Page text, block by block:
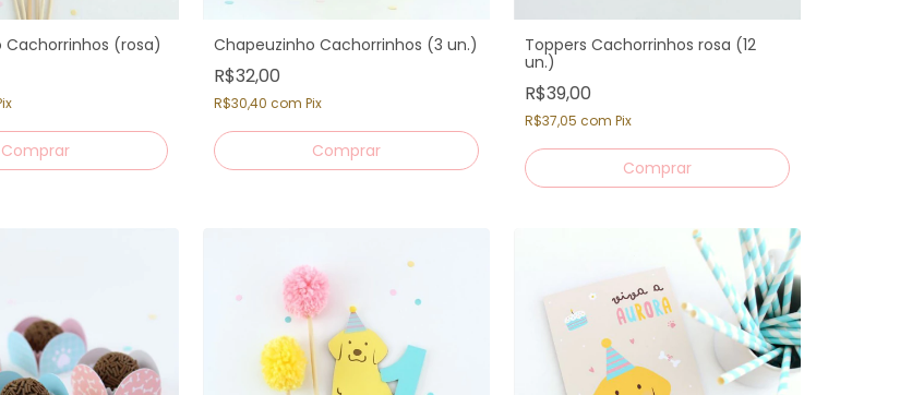
Cachorrinhos (rosa) Chapeuzinho Cachorrinhos (3 un.)
R$32,00
R$30,40 com Pix
Toppers Cachorrinhos rosa (12
un.)
R$39,00
R$37,05 com Pix